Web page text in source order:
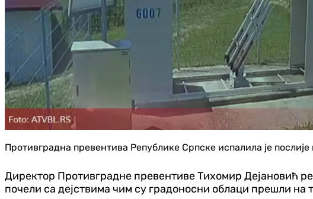
Противградна превентива Републике Српске испалила је
Директор Противградне превентиве Тихомир Дејановић
почели са дејствима чим су градоносни облаци прешли на